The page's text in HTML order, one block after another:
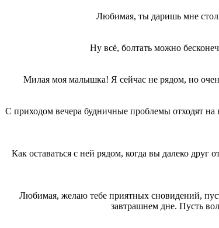
Любимая, ты даришь мне
Ну всё, болтать можно
Милая моя малышка! Я сейчас не рядом, но
С приходом вечера будничные проблемы отходят
Как оставаться с ней рядом, когда вы далеко друг
Любимая, желаю тебе приятных сновидений,
завтрашнем дне. Пусть